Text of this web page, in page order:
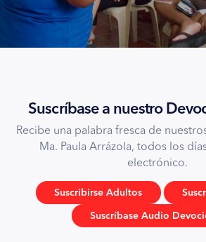
Suscríbase a nuestro
Recibe una palabra fresca de
Ma. Paula Arrázola, todos los
electrónico.
Suscribirse Adultos
Suscríbase Audio